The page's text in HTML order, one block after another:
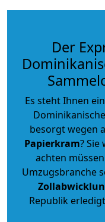
Der
Es steht Ihnen ein
besorgt wegen
Papierkram?
achten
Umzugsbranche
Republik